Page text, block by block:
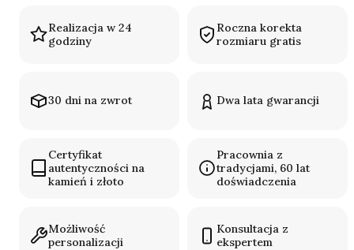
Realizacja w 24
godziny
Roczna korekta
rozmiaru gratis
30 dni na zwrot Dwa lata gwarancji
Certyfikat
autentyczności na
kamień i złoto
Pracownia z
tradycjami, 60 lat
doświadczenia
Możliwość
personalizacji
Konsultacja z
ekspertem